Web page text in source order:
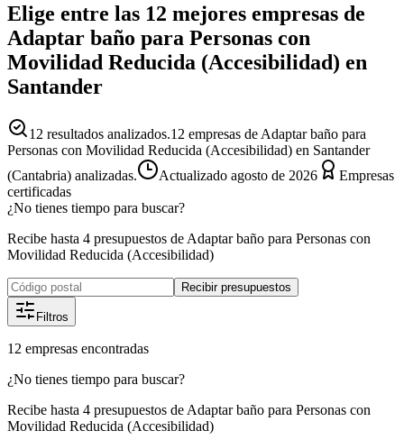
Elige entre las 12 mejores empresas de
Adaptar baño para Personas con
Movilidad Reducida (Accesibilidad) en
Santander
12 resultados analizados.12 empresas de Adaptar baño para
Personas con Movilidad Reducida (Accesibilidad) en Santander
(Cantabria) analizadas.
Actualizado agosto de 2026
Empresas
certificadas
¿No tienes tiempo para buscar?
Recibe hasta 4 presupuestos de Adaptar baño para Personas con
Movilidad Reducida (Accesibilidad)
Recibir presupuestos
Filtros
12 empresas encontradas
¿No tienes tiempo para buscar?
Recibe hasta 4 presupuestos de Adaptar baño para Personas con
Movilidad Reducida (Accesibilidad)